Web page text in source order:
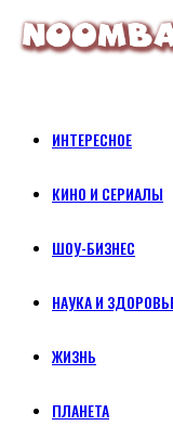
ИНТЕРЕСНОЕ
КИНО И СЕРИАЛЫ
ШОУ-БИЗНЕС
НАУКА И
ЖИЗНЬ
ПЛАНЕТА